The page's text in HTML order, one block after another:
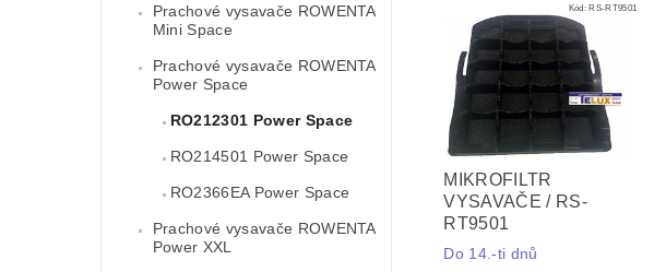
Prachové vysavače ROWENTA
Mini Space
Prachové vysavače ROWENTA
Power Space
RO212301 Power Space
RO214501 Power Space
RO2366EA Power Space
Prachové vysavače ROWENTA
Power XXL
Kód:RS-RT9501
MIKROFILTR
VYSAVAČE / RS-
RT9501
Do 14.-ti dnů